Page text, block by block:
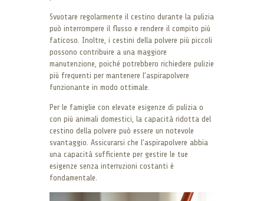
Svuotare regolarmente il cestino durante la pulizia
può interrompere il flusso e rendere il compito più
faticoso. Inoltre, i cestini della polvere più piccoli
possono contribuire a una maggiore
manutenzione, poiché potrebbero richiedere pulizie
più frequenti per mantenere l’aspirapolvere
funzionante in modo ottimale.
Per le famiglie con elevate esigenze di pulizia o
con più animali domestici, la capacità ridotta del
cestino della polvere può essere un notevole
svantaggio. Assicurarsi che l’aspirapolvere abbia
una capacità sufficiente per gestire le tue
esigenze senza interruzioni costanti è
fondamentale.